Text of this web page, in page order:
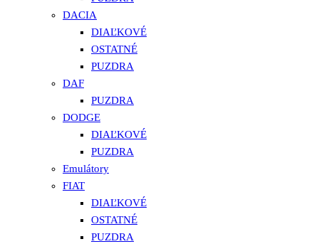
DACIA
DIAĽKOVÉ
OSTATNÉ
PUZDRA
DAF
PUZDRA
DODGE
DIAĽKOVÉ
PUZDRA
Emulátory
FIAT
DIAĽKOVÉ
OSTATNÉ
PUZDRA